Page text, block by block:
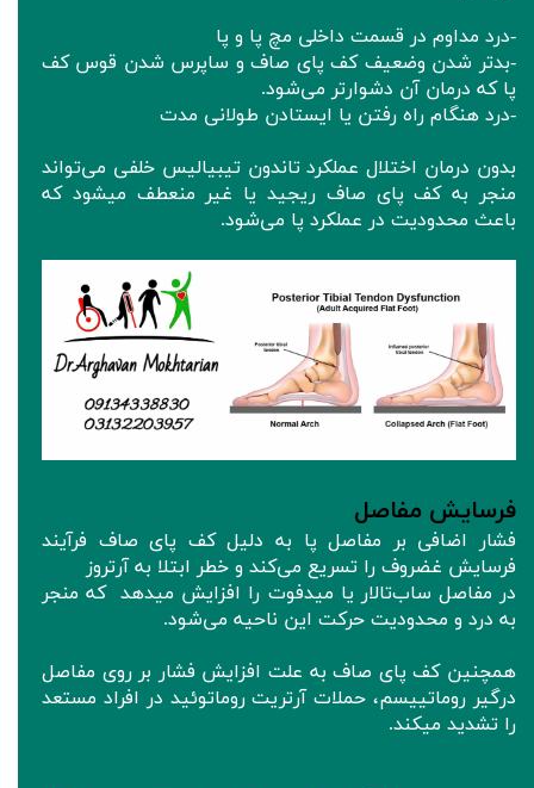
-درد مداوم در قسمت داخلی مچ پا و پا
-بدتر شدن وضعیف کف پای صاف و ساپرس شدن قوس کف
پا که درمان آن دشوارتر می‌شود.
-درد هنگام راه رفتن یا ایستادن طولانی مدت
بدون درمان اختلال عملکرد تاندون تیبیالیس خلفی می‌تواند
منجر به کف پای صاف ریجید یا غیر منعطف میشود که
باعث محدودیت در عملکرد پا می‌شود.
فرسایش مفاصل
فشار اضافی بر مفاصل پا به دلیل کف پای صاف فرآیند
فرسایش غضروف را تسریع می‌کند و خطر ابتلا به آرتروز
در مفاصل ساب‌تالار یا میدفوت را افزایش میدهد که منجر
به درد و محدودیت حرکت این ناحیه می‌شود.
همچنین کف پای صاف به علت افزایش فشار بر روی مفاصل
درگیر روماتییسم، حملات آرتریت روماتوئید در افراد مستعد
را تشدید میکند.